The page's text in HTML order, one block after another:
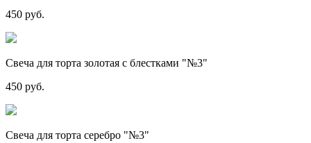
450 руб.
Свеча для торта золотая с блестками "№3"
450 руб.
Свеча для торта серебро "№3"